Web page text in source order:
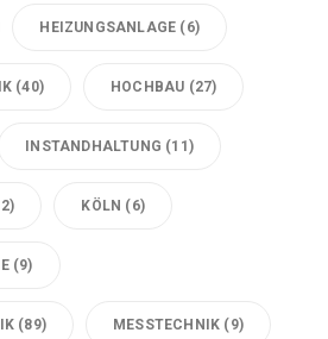
HEIZUNGSANLAGE (6)
(40) HOCHBAU (27)
INSTANDHALTUNG (11)
KÖLN (6)
(9)
(89) MESSTECHNIK (9)